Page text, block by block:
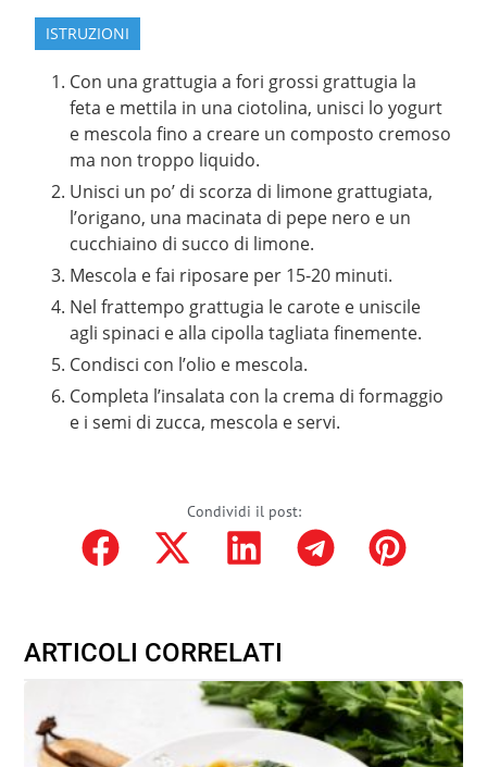
ISTRUZIONI
Con una grattugia a fori grossi grattugia la
feta e mettila in una ciotolina, unisci lo yogurt
e mescola fino a creare un composto cremoso
ma non troppo liquido.
Unisci un po’ di scorza di limone grattugiata,
l’origano, una macinata di pepe nero e un
cucchiaino di succo di limone.
Mescola e fai riposare per 15-20 minuti.
Nel frattempo grattugia le carote e uniscile
agli spinaci e alla cipolla tagliata finemente.
Condisci con l’olio e mescola.
Completa l’insalata con la crema di formaggio
e i semi di zucca, mescola e servi.
Condividi il post:
ARTICOLI CORRELATI